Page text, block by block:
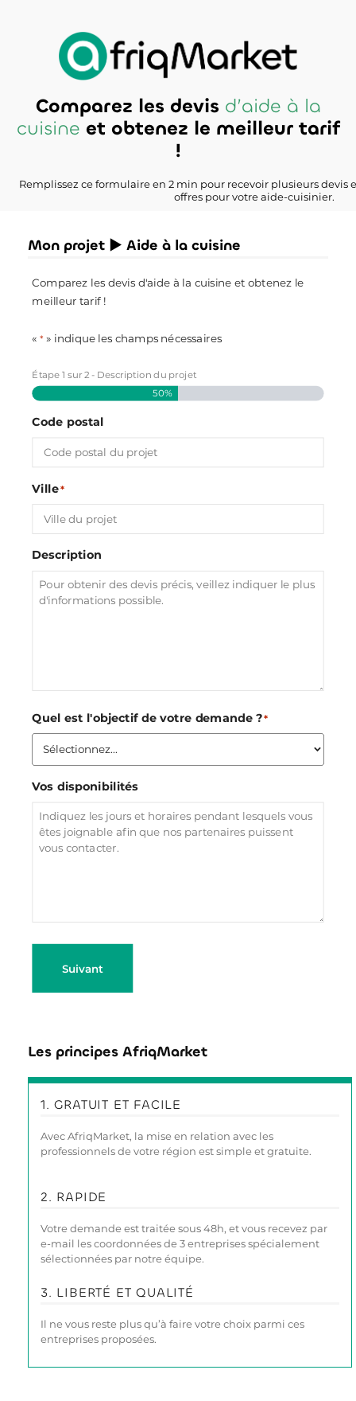
Comparez les devis d’aide à la
cuisine et obtenez le meilleur tarif
!
Remplissez ce formulaire en 2 min pour recevoir plusieurs devis
offres pour votre aide-cuisinier.
Mon projet ► Aide à la cuisine
Comparez les devis d'aide à la cuisine et obtenez le
meilleur tarif !
«* » indique les champs nécessaires
Étape1 sur2 - Description du projet
50%
Code postal
Ville*
Description
Quel est l'objectif de votre demande ?*
Vos disponibilités
Suivant
Les principes AfriqMarket
1. GRATUIT ET FACILE
Avec AfriqMarket, la mise en relation avec les
professionnels de votre région est simple et gratuite.
2. RAPIDE
Votre demande est traitée sous 48h, et vous recevez par
e-mail les coordonnées de 3 entreprises spécialement
sélectionnées par notre équipe.
3. LIBERTÉ ET QUALITÉ
Il ne vous reste plus qu’à faire votre choix parmi ces
entreprises proposées.